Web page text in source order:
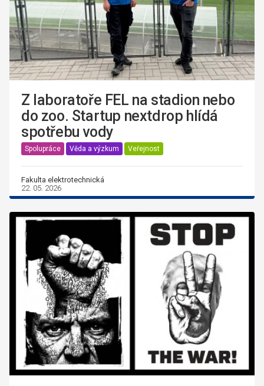
Z laboratoře FEL na stadion nebo
do zoo. Startup nextdrop hlídá
spotřebu vody
Spolupráce Věda a výzkum Veřejnost
Fakulta elektrotechnická
22. 05. 2026